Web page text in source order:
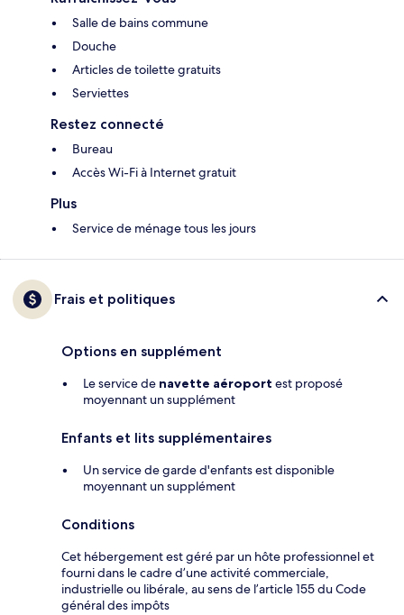
Salle de bains commune
Douche
Articles de toilette gratuits
Serviettes
Restez connecté
Bureau
Accès Wi-Fi à Internet gratuit
Plus
Service de ménage tous les jours
Frais et politiques
Options en supplément
Le service de navette aéroport est proposé
moyennant un supplément
Enfants et lits supplémentaires
Un service de garde d'enfants est disponible
moyennant un supplément
Conditions
Cet hébergement est géré par un hôte professionnel et
fourni dans le cadre d’une activité commerciale,
industrielle ou libérale, au sens de l’article 155 du Code
général des impôts